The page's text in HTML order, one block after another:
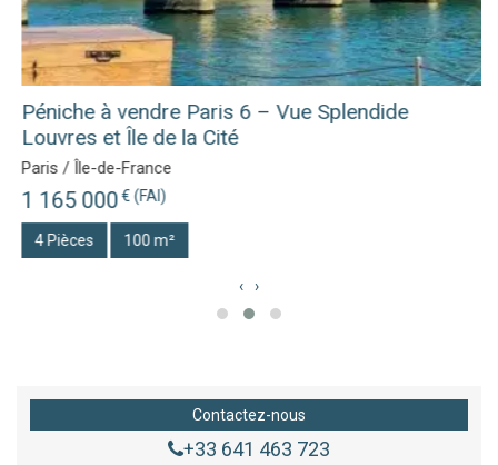
Péniche à vendre Paris 6 – Vue Splendide
Louvres et Île de la Cité
Paris / Île-de-France
1 165 000€ (FAI)
4 Pièces 100 m²
‹ ›
Contactez-nous
+33 641 463 723